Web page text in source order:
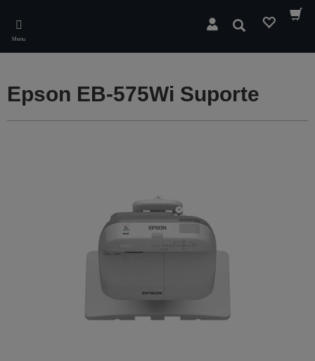
main
content
Menu
Pesquisar
Epson EB-575Wi Suporte